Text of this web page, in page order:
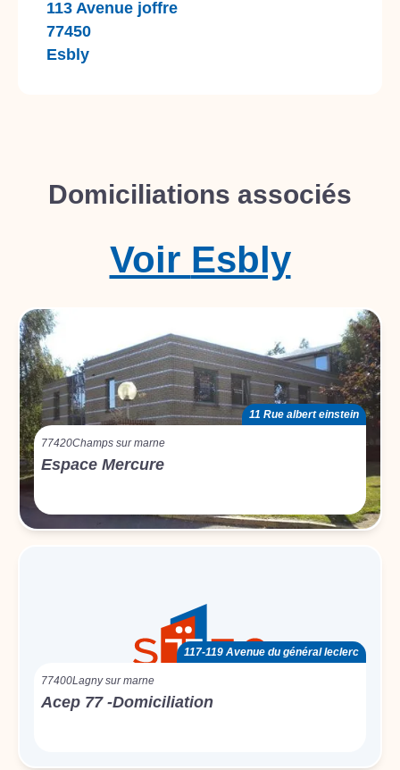
113 Avenue joffre
77450
Esbly
Domiciliations associés
Esbly
Voir
11 Rue albert einstein
77420Champs sur marne
Espace Mercure
117-119 Avenue du général leclerc
77400Lagny sur marne
Acep 77 -Domiciliation